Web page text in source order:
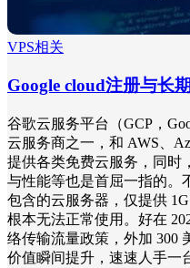
VPS相关
Google cloud注册与长
谷歌云服务平台（GCP，
云服务商之一，和 AWS、
提供各类免费云服务，同时
与性能等也是首屈一指的。
包含的云服务器，仅提供
根本无法正常使用。好在
络传输流量政策，外加 300
价值瞬间提升，速速人手一